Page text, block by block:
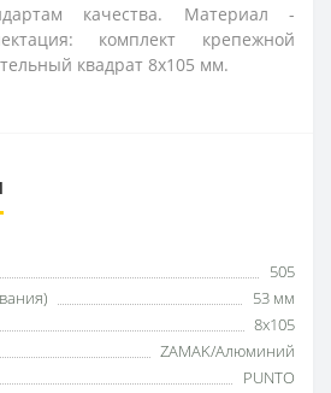
качества. Материал -
комплект крепежной
квадрат 8x105 мм.
505
53 мм
8x105
ZAMAK/Алюминий
PUNTO